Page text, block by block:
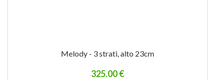
Melody - 3 strati, alto 23cm
325.00 €